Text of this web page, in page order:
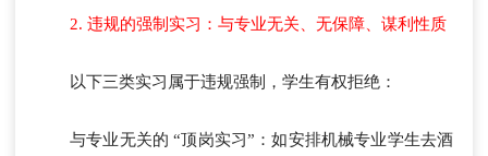
2. 违规的强制实习：与专业无关、无保障、谋利性质
以下三类实习属于违规强制，学生有权拒绝：
与专业无关的 “顶岗实习”：如安排机械专业学生去酒